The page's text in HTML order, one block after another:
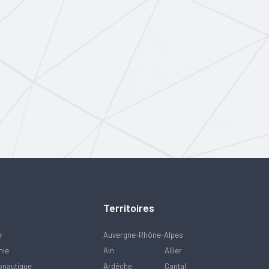
Territoires
Auvergne-Rhône-Alpes
Ain
Allier
Ardèche
Cantal